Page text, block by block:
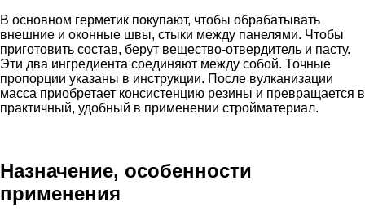
В основном герметик покупают, чтобы обрабатывать
внешние и оконные швы, стыки между панелями. Чтобы
приготовить состав, берут вещество-отвердитель и пасту.
Эти два ингредиента соединяют между собой. Точные
пропорции указаны в инструкции. После вулканизации
масса приобретает консистенцию резины и превращается в
практичный, удобный в применении стройматериал.
Назначение, особенности
применения